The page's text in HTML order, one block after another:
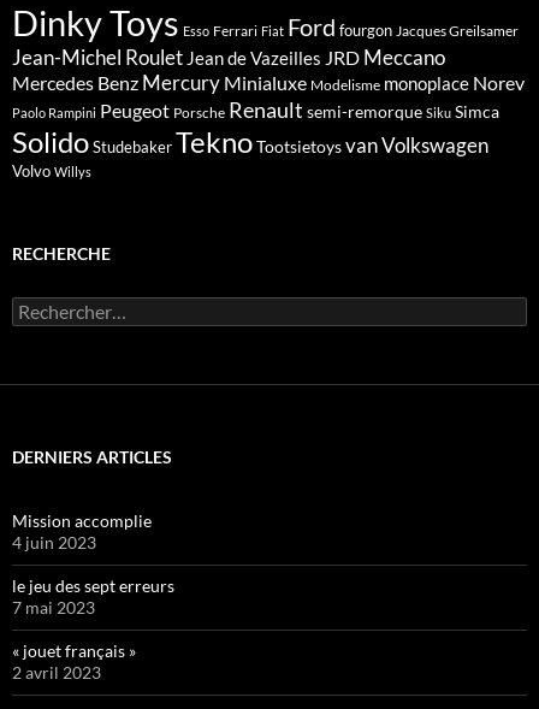
Dinky Toys Esso Ferrari Fiat Ford fourgon Jacques Greilsamer
Jean-Michel Roulet Jean de Vazeilles JRD Meccano
Mercedes Benz Mercury Minialuxe Modelisme monoplace Norev
Paolo Rampini Peugeot Porsche Renault semi-remorque Siku Simca
SolidoStudebakerTeknoTootsietoysvanVolkswagen
Volvo Willys
RECHERCHE
Rechercher :
DERNIERS ARTICLES
Mission accomplie
4 juin 2023
le jeu des sept erreurs
7 mai 2023
« jouet français »
2 avril 2023